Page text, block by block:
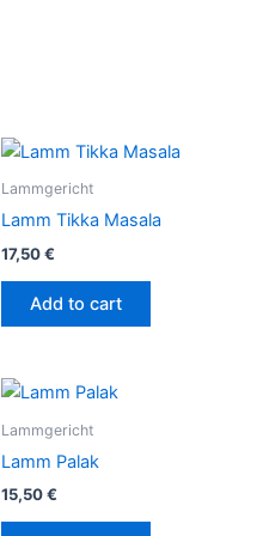
Lammgericht
Lamm Tikka Masala
17,50€
Add to cart
Lammgericht
Lamm Palak
15,50€